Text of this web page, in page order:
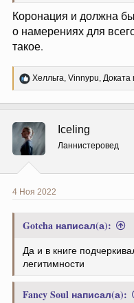
Коронация и должна
о намерениях для
такое.
Р
е
ц
и
и
:
Хелльга, Vinnypu, Доката
Iceling
Ланнистеровед
4 Ноя 2022
Gotcha написал(а):
Да и в книге
легитимности
Fancy Soul написал(а):